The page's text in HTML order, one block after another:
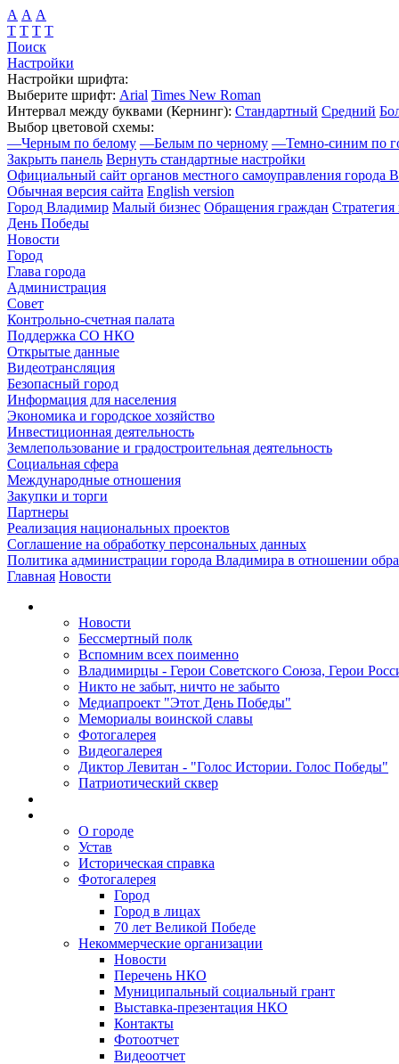
А А А
Т Т Т Т
Поиск
Настройки
Настройки шрифта:
Выберите шрифт: Arial Times New Roman
Интервал между буквами (Кернинг): Стандартный Средний
Выбор цветовой схемы:
—Черным по белому —Белым по черному —Темно-синим по
Закрыть панель Вернуть стандартные настройки
Официальный сайт органов местного самоуправления города
Обычная версия сайта English version
Город Владимир Малый бизнес Обращения граждан Стратегия
День Победы
Новости
Город
Глава города
Администрация
Совет
Контрольно-счетная палата
Поддержка СО НКО
Открытые данные
Видеотрансляция
Безопасный город
Информация для населения
Экономика и городское хозяйство
Инвестиционная деятельность
Землепользование и градостроительная деятельность
Социальная сфера
Международные отношения
Закупки и торги
Партнеры
Реализация национальных проектов
Соглашение на обработку персональных данных
Политика администрации города Владимира в отношении
Главная Новости
Новости
Бессмертный полк
Вспомним всех поименно
Владимирцы - Герои Советского Союза, Герои
Никто не забыт, ничто не забыто
Медиапроект "Этот День Победы"
Мемориалы воинской славы
Фотогалерея
Видеогалерея
Диктор Левитан - "Голос Истории. Голос Победы"
Патриотический сквер
О городе
Устав
Историческая справка
Фотогалерея
Город
Город в лицах
70 лет Великой Победе
Некоммерческие организации
Новости
Перечень НКО
Муниципальный социальный грант
Выставка-презентация НКО
Контакты
Фотоотчет
Видеоотчет